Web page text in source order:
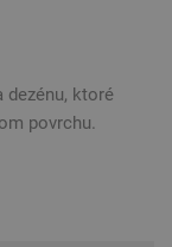
ktoré
povrchu.